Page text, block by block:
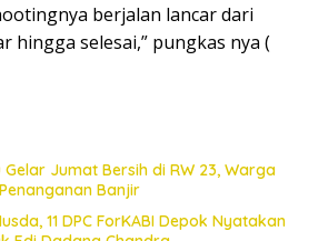
berjalan lancar dari
hingga selesai,” pungkas nya (
Jumat Bersih di RW 23, Warga
Banjir
11 DPC ForKABI Depok Nyatakan